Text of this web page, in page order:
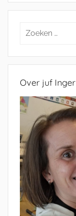
Zoeken
Over juf Inger